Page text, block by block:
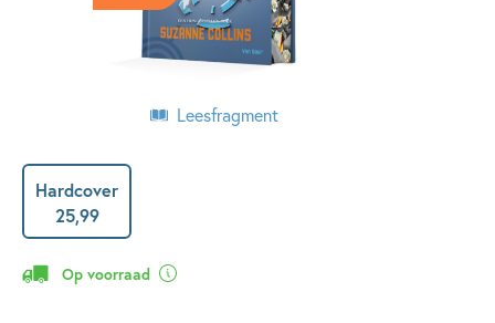
Leesfragment
Hardcover
25,99
Op voorraad